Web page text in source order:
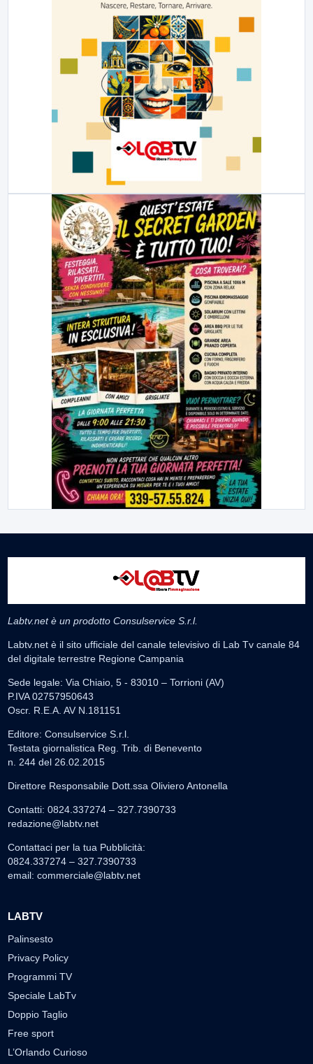
Labtv.net è un prodotto Consulservice S.r.l.
Labtv.net è il sito ufficiale del canale televisivo di Lab Tv canale 84
del digitale terrestre Regione Campania
Sede legale: Via Chiaio, 5 - 83010 – Torrioni (AV)
P.IVA 02757950643
Oscr. R.E.A. AV N.181151
Editore: Consulservice S.r.l.
Testata giornalistica Reg. Trib. di Benevento
n. 244 del 26.02.2015
Direttore Responsabile Dott.ssa Oliviero Antonella
Contatti: 0824.337274 – 327.7390733
redazione@labtv.net
Contattaci per la tua Pubblicità:
0824.337274 – 327.7390733
email: commerciale@labtv.net
LABTV
Palinsesto
Privacy Policy
Programmi TV
Speciale LabTv
Doppio Taglio
Free sport
L’Orlando Curioso